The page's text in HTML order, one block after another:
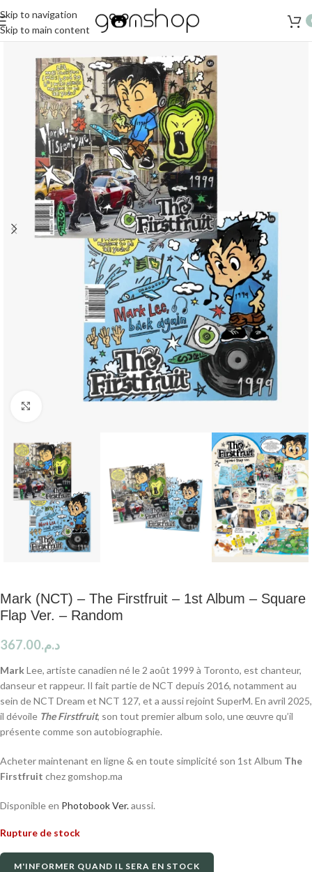
Skip to navigation
Skip to main content
Mark (NCT) – The Firstfruit – 1st Album – Square
Flap Ver. – Random
د.م.367.00
MarkLee, artiste canadien né le 2 août 1999 à Toronto, est chanteur,
danseur et rappeur. Il fait partie de NCT depuis 2016, notamment au
sein de NCT Dream et NCT 127, et a aussi rejoint SuperM. En avril 2025,
il dévoile The Firstfruit, son tout premier album solo, une œuvre qu’il
présente comme son autobiographie.
Acheter maintenant en ligne & en toute simplicité son 1st Album The
Firstfruit chez gomshop.ma
Disponible en Photobook Ver.aussi.
Rupture de stock
M'INFORMER QUAND IL SERA EN STOCK